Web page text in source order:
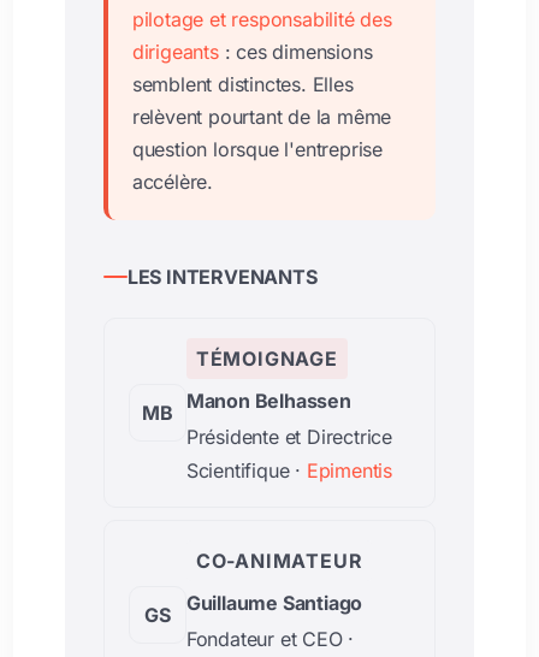
pilotage et responsabilité des
dirigeants: ces dimensions
semblent distinctes. Elles
relèvent pourtant de la même
question lorsque l'entreprise
accélère.
LES INTERVENANTS
MB
TÉMOIGNAGE
Manon Belhassen
Présidente et Directrice
Scientifique · Epimentis
GS
CO-ANIMATEUR
Guillaume Santiago
Fondateur et CEO ·